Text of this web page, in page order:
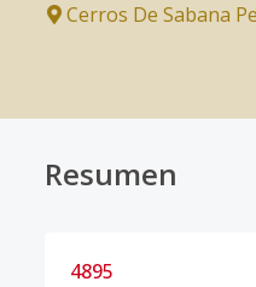
Cerros De Sabana
Resumen
4895